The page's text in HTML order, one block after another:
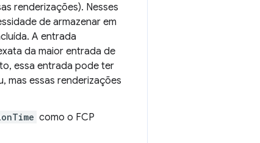
renderizações). Nesses
de armazenar em
A entrada
da maior entrada de
essa entrada pode ter
mas essas renderizações
como o FCP